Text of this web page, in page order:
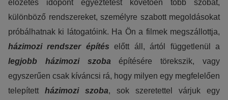
előzetes időpont egyeztetést követően több szobát,
különböző rendszereket, személyre szabott megoldásokat
próbálhatnak ki látogatóink. Ha Ön a filmek megszállottja,
házimozi rendszer építés előtt áll, ártól függetlenül a
legjobb házimozi szoba építésére törekszik, vagy
egyszerűen csak kíváncsi rá, hogy milyen egy megfelelően
telepített házimozi szoba, sok szeretettel várjuk egy